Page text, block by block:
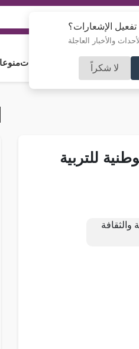
الإشعارات؟
والأخبار العاجلة
لا شكراً
رياضة آراء و مقالات جامعات
للتربية